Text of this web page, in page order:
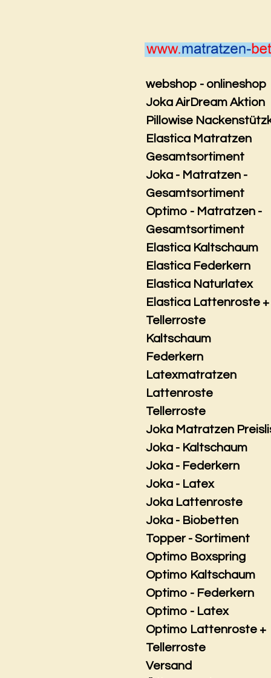
webshop - onlineshop
Joka AirDream Aktion
Pillowise
Elastica Matratzen
Gesamtsortiment
Joka - Matratzen -
Gesamtsortiment
Optimo - Matratzen -
Gesamtsortiment
Elastica Kaltschaum
Elastica Federkern
Elastica Naturlatex
Elastica Lattenroste +
Tellerroste
Kaltschaum
Federkern
Latexmatratzen
Lattenroste
Tellerroste
Joka Matratzen
Joka - Kaltschaum
Joka - Federkern
Joka - Latex
Joka Lattenroste
Joka - Biobetten
Topper - Sortiment
Optimo Boxspring
Optimo Kaltschaum
Optimo - Federkern
Optimo - Latex
Optimo Lattenroste +
Tellerroste
Versand